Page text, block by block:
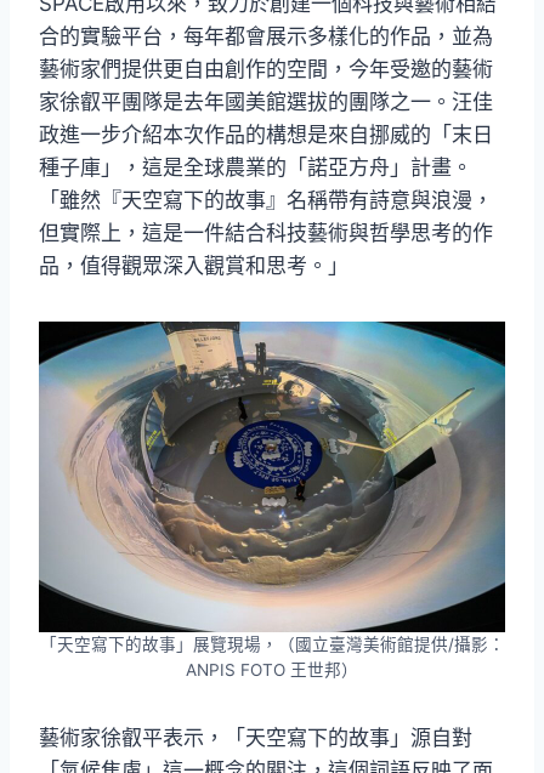
合的實驗平台，每年都會展示多樣化的作品，並為
藝術家們提供更自由創作的空間，今年受邀的藝術
家徐叡平團隊是去年國美館選拔的團隊之一。汪佳
政進一步介紹本次作品的構想是來自挪威的「末日
種子庫」，這是全球農業的「諾亞方舟」計畫。
「雖然『天空寫下的故事』名稱帶有詩意與浪漫，
但實際上，這是一件結合科技藝術與哲學思考的作
品，值得觀眾深入觀賞和思考。」
「天空寫下的故事」展覽現場，（國立臺灣美術館提供/攝影：
ANPIS FOTO 王世邦）
藝術家徐叡平表示，「天空寫下的故事」源自對